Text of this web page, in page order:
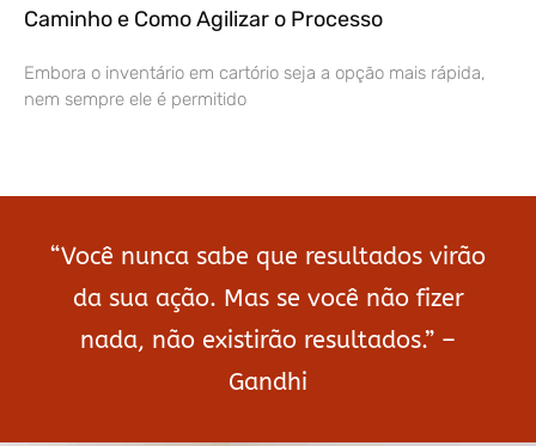
Caminho e Como Agilizar o Processo
Embora o inventário em cartório seja a opção mais rápida,
nem sempre ele é permitido
“Você nunca sabe que resultados virão
da sua ação. Mas se você não fizer
nada, não existirão resultados.” –
Gandhi